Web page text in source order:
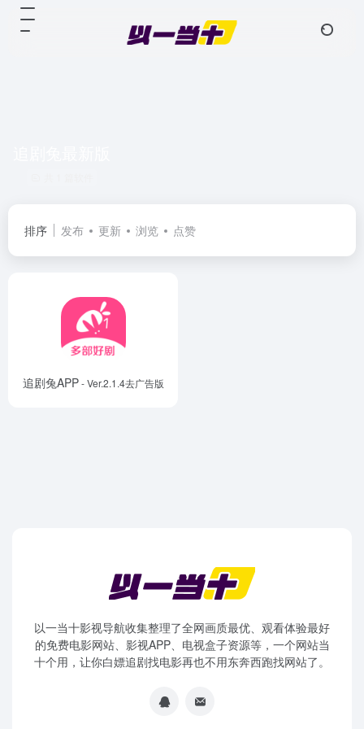
排序 发布 更新 浏览 点赞
追剧兔APP- Ver.2.1.4去广告版
以一当十影视导航收集整理了全网画质最优、观看体验最好
的免费电影网站、影视APP、电视盒子资源等，一个网站当
十个用，让你白嫖追剧找电影再也不用东奔西跑找网站了。